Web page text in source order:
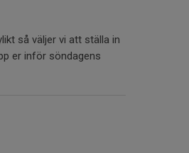
så väljer vi att ställa in
er inför söndagens